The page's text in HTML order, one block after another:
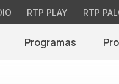
RTP PLAY RTP
Programas